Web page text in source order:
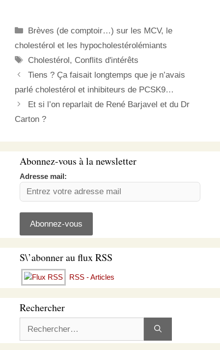
six des neuf spécialistes
ayant œuvré au sein de
recommandations avaient
de sérieux liens d’intérêt
directs ou indirects
majeurs avec…
Catégories
Brèves (de comptoir…) sur les MCV, le
cholestérol et les hypocholestérolémiants
Étiquettes
Cholestérol, Conflits d'intérêts
Tiens ? Ça faisait longtemps que je n’avais
parlé cholestérol et inhibiteurs de PCSK9…
Et si l’on reparlait de René Barjavel et du Dr
Carton ?
Abonnez-vous à la newsletter
Adresse mail:
S\’abonner au flux RSS
RSS - Articles
Rechercher